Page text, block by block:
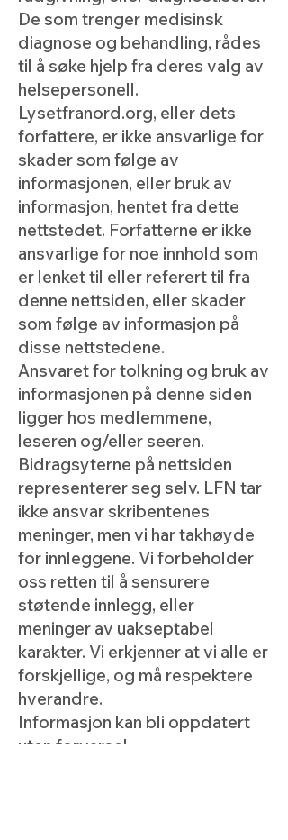
De som trenger medisinsk
diagnose og behandling, rådes
til å søke hjelp fra deres valg av
helsepersonell.
Lysetfranord.org, eller dets
forfattere, er ikke ansvarlige for
skader som følge av
informasjonen, eller bruk av
informasjon, hentet fra dette
nettstedet. Forfatterne er ikke
ansvarlige for noe innhold som
er lenket til eller referert til fra
denne nettsiden, eller skader
som følge av informasjon på
disse nettstedene.
Ansvaret for tolkning og bruk av
informasjonen på denne siden
ligger hos medlemmene,
leseren og/eller seeren.
Bidragsyterne på nettsiden
representerer seg selv. LFN tar
ikke ansvar skribentenes
meninger, men vi har takhøyde
for innleggene. Vi forbeholder
oss retten til å sensurere
støtende innlegg, eller
meninger av uakseptabel
karakter. Vi erkjenner at vi alle er
forskjellige, og må respektere
hverandre.
Informasjon kan bli oppdatert
uten forvarsel.